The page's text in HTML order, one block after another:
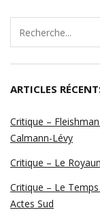
ARTICLES
Critique –
Calmann-Lévy
Critique – Le
Critique – Le
Actes Sud